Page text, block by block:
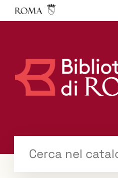
il tuo libro "Catalogo"